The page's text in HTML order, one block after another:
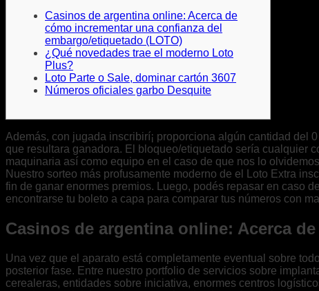
Casinos de argentina online: Acerca de
cómo incrementar una confianza del
embargo/etiquetado (LOTO)
¿Qué novedades trae el moderno Loto
Plus?
Loto Parte o Sale, dominar cartón 3607
Números oficiales garbo Desquite
Además, con jugada inscribirí¡ proporciona algún cantidad del
que resultara ganadora. El bloqueo/etiquetado serí­a cualquier
maquinaria así­ como equipo en el caso de que nos lo
Nuestro sorteo más profusamente moderno de el Loto Extra
fin de ganar enormes premios. Luego, podés repasar en caso
encontrarse tu boleto a capa para comparar tus números con
Casinos de argentina online: Acerca
Una vez que el aparato está completamente eventual sobre
posterior fase. Entre nuestro portfolio de servicios sobre
cerealeras, entidades sobre iniciativa, enormes centros